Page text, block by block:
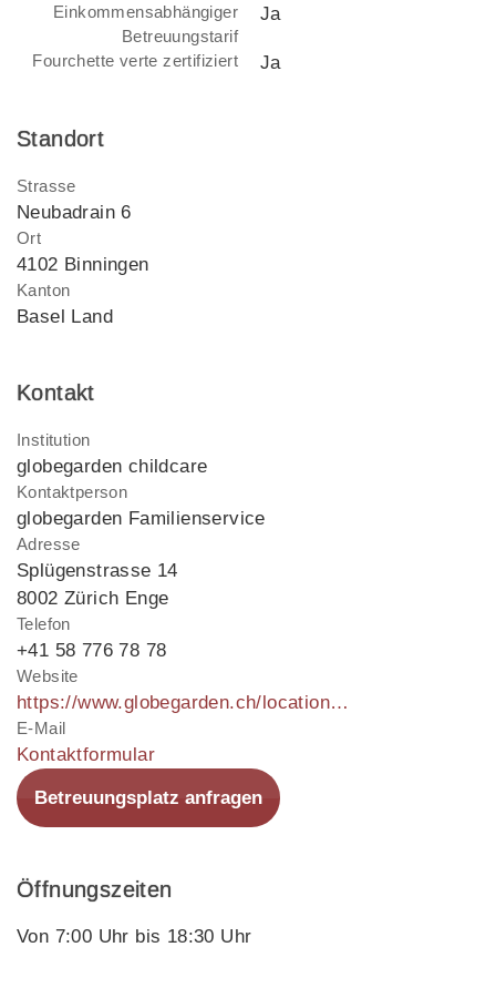
Einkommensabhängiger
Betreuungstarif
Ja
Fourchette verte zertifiziert Ja
Standort
Strasse
Neubadrain 6
Ort
4102 Binningen
Kanton
Basel Land
Kontakt
Institution
globegarden childcare
Kontaktperson
globegarden Familienservice
Adresse
Splügenstrasse 14
8002 Zürich Enge
Telefon
+41 58 776 78 78
Website
https://www.globegarden.ch/locations/neubadrain
E-Mail
Kontaktformular
Betreuungsplatz anfragen
Öffnungszeiten
Von 7:00 Uhr bis 18:30 Uhr